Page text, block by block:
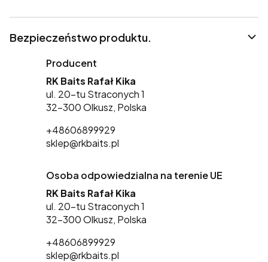
Bezpieczeństwo produktu.
Producent
RK Baits Rafał Kika
ul. 20-tu Straconych 1
32-300 Olkusz, Polska
+48606899929
sklep@rkbaits.pl
Osoba odpowiedzialna na terenie UE
RK Baits Rafał Kika
ul. 20-tu Straconych 1
32-300 Olkusz, Polska
+48606899929
sklep@rkbaits.pl